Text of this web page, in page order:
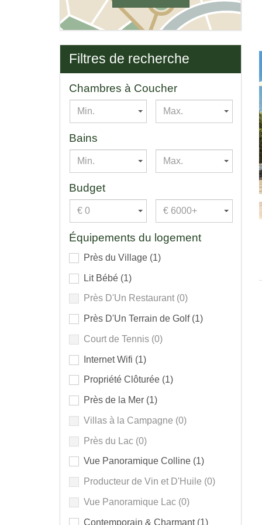
Filtres de recherche
Chambres à Coucher
Min. Max.
Bains
Min. Max.
Budget
€ 0 € 6000+
Équipements du logement
Près du Village (1)
Lit Bébé (1)
Près D'Un Restaurant (0)
Près D'Un Terrain de Golf (1)
Court de Tennis (0)
Internet Wifi (1)
Propriété Clôturée (1)
Près de la Mer (1)
Villas à la Campagne (0)
Près du Lac (0)
Vue Panoramique Colline (1)
Producteur de Vin et D'Huile (0)
Vue Panoramique Lac (0)
Contemporain & Charmant (1)